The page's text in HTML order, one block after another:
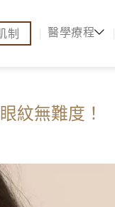
制 醫學療程
紋無難度！